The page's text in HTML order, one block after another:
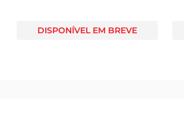
DISPONÍVEL EM BREVE